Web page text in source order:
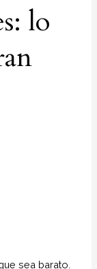
lo
sea barato.